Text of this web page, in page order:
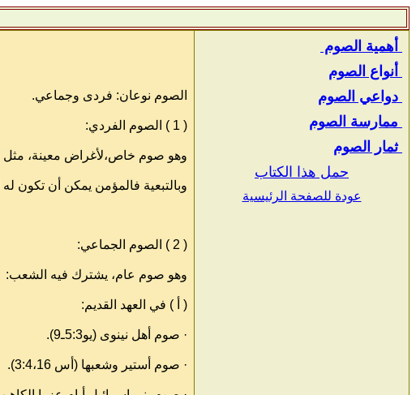
أهمية الصوم
أنواع الصوم
دواعي الصوم
ممارسة الصوم
ثمار الصوم
حمل هذا الكتاب
عودة للصفحة الرئيسية
الصوم نوعان: فردى وجماعي.
( 1 ) الصوم الفردي:
وهو صوم خاص،لأغراض معينة، مثل
وبالتبعية فالمؤمن يمكن أن
( 2 ) الصوم الجماعي:
وهو صوم عام، يشترك فيه الشعب:
( أ ) في العهد القديم:
· صوم أهل نينوى (يو5:3ـ9).
· صوم أستير وشعبها (أس 3:4،16).